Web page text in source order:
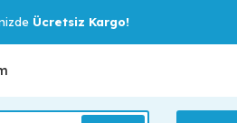
Ücretsiz Kargo!